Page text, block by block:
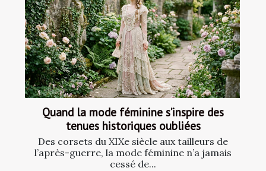
Quand la mode féminine s’inspire des
tenues historiques oubliées
Des corsets du XIXe siècle aux tailleurs de
l’après-guerre, la mode féminine n’a jamais
cessé de...